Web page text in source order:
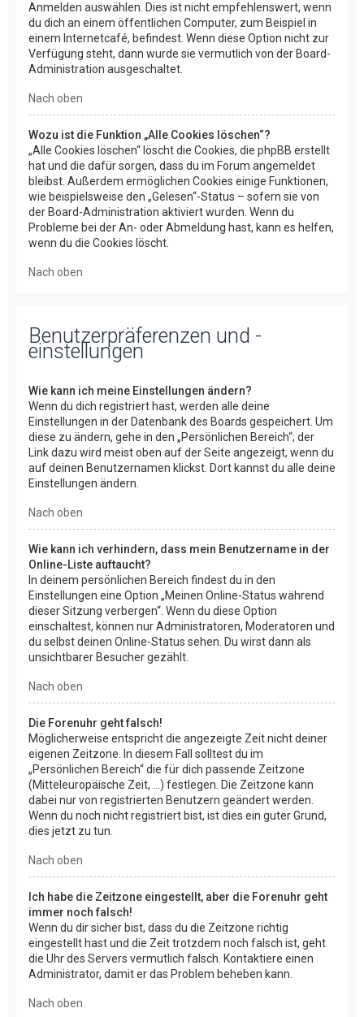
Anmelden auswählen. Dies ist nicht empfehlenswert, wenn
du dich an einem öffentlichen Computer, zum Beispiel in
einem Internetcafé, befindest. Wenn diese Option nicht zur
Verfügung steht, dann wurde sie vermutlich von der Board-
Administration ausgeschaltet.
Nach oben
Wozu ist die Funktion „Alle Cookies löschen“?
„Alle Cookies löschen“ löscht die Cookies, die phpBB erstellt
hat und die dafür sorgen, dass du im Forum angemeldet
bleibst. Außerdem ermöglichen Cookies einige Funktionen,
wie beispielsweise den „Gelesen“-Status – sofern sie von
der Board-Administration aktiviert wurden. Wenn du
Probleme bei der An- oder Abmeldung hast, kann es helfen,
wenn du die Cookies löscht.
Nach oben
Benutzerpräferenzen und -
einstellungen
Wie kann ich meine Einstellungen ändern?
Wenn du dich registriert hast, werden alle deine
Einstellungen in der Datenbank des Boards gespeichert. Um
diese zu ändern, gehe in den „Persönlichen Bereich“; der
Link dazu wird meist oben auf der Seite angezeigt, wenn du
auf deinen Benutzernamen klickst. Dort kannst du alle deine
Einstellungen ändern.
Nach oben
Wie kann ich verhindern, dass mein Benutzername in der
Online-Liste auftaucht?
In deinem persönlichen Bereich findest du in den
Einstellungen eine Option „Meinen Online-Status während
dieser Sitzung verbergen“. Wenn du diese Option
einschaltest, können nur Administratoren, Moderatoren und
du selbst deinen Online-Status sehen. Du wirst dann als
unsichtbarer Besucher gezählt.
Nach oben
Die Forenuhr geht falsch!
Möglicherweise entspricht die angezeigte Zeit nicht deiner
eigenen Zeitzone. In diesem Fall solltest du im
„Persönlichen Bereich“ die für dich passende Zeitzone
(Mitteleuropäische Zeit, ...) festlegen. Die Zeitzone kann
dabei nur von registrierten Benutzern geändert werden.
Wenn du noch nicht registriert bist, ist dies ein guter Grund,
dies jetzt zu tun.
Nach oben
Ich habe die Zeitzone eingestellt, aber die Forenuhr geht
immer noch falsch!
Wenn du dir sicher bist, dass du die Zeitzone richtig
eingestellt hast und die Zeit trotzdem noch falsch ist, geht
die Uhr des Servers vermutlich falsch. Kontaktiere einen
Administrator, damit er das Problem beheben kann.
Nach oben